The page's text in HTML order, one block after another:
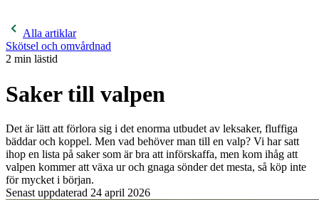
Alla artiklar
Skötsel och omvårdnad
2 min lästid
Saker till valpen
Det är lätt att förlora sig i det enorma utbudet av leksaker, fluffiga
bäddar och koppel. Men vad behöver man till en valp? Vi har satt
ihop en lista på saker som är bra att införskaffa, men kom ihåg att
valpen kommer att växa ur och gnaga sönder det mesta, så köp inte
för mycket i början.
Senast uppdaterad 24 april 2026